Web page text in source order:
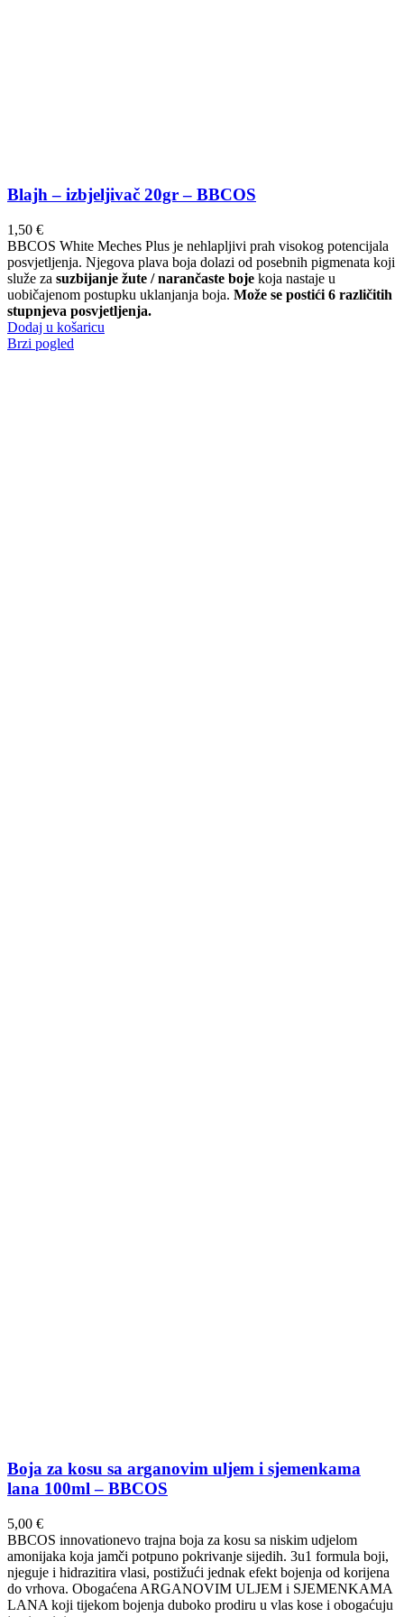
Blajh – izbjeljivač 20gr – BBCOS
1,50 €
BBCOS White Meches Plus je nehlapljivi prah visokog potencijala
posvjetljenja. Njegova plava boja dolazi od posebnih pigmenata koji
služe za suzbijanje žute / narančaste boje koja nastaje u
uobičajenom postupku uklanjanja boja. Može se postići 6 različitih
stupnjeva posvjetljenja.
Dodaj u košaricu
Brzi pogled
Boja za kosu sa arganovim uljem i sjemenkama
lana 100ml – BBCOS
5,00 €
BBCOS innovationevo trajna boja za kosu sa niskim udjelom
amonijaka koja jamči potpuno pokrivanje sijedih. 3u1 formula boji,
njeguje i hidrazitira vlasi, postižući jednak efekt bojenja od korijena
do vrhova. Obogaćena ARGANOVIM ULJEM i SJEMENKAMA
LANA koji tijekom bojenja duboko prodiru u vlas kose i obogaćuju